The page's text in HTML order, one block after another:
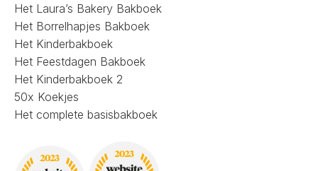
Het Laura’s Bakery Bakboek
Het Borrelhapjes Bakboek
Het Kinderbakboek
Het Feestdagen Bakboek
Het Kinderbakboek 2
50x Koekjes
Het complete basisbakboek